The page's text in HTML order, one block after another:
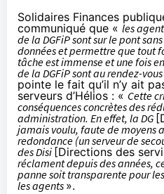
Solidaires Finances
communiqué que « les
de la DGFiP sont sur le pont
données et permettre que tout
tâche est immense et une fois
de la DGFiP sont au rendez-vous
pointe le fait qu’il n’y ait
serveurs d’Hélios : « Cette
conséquences concrètes des
administration. En effet, la DG
jamais voulu, faute de moyens
redondance (un serveur de
des Disi [Directions des
réclament depuis des années,
panne soit transparente pour
les agents ».